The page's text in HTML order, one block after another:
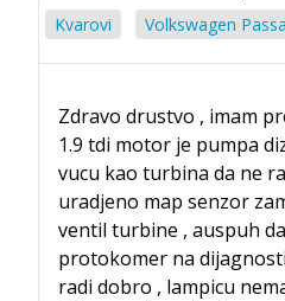
Kvarovi Volkswagen
Zdravo drustvo , imam
1.9 tdi motor je pumpa
vucu kao turbina da ne
uradjeno map senzor
ventil turbine , auspuh
protokomer na
radi dobro , lampicu